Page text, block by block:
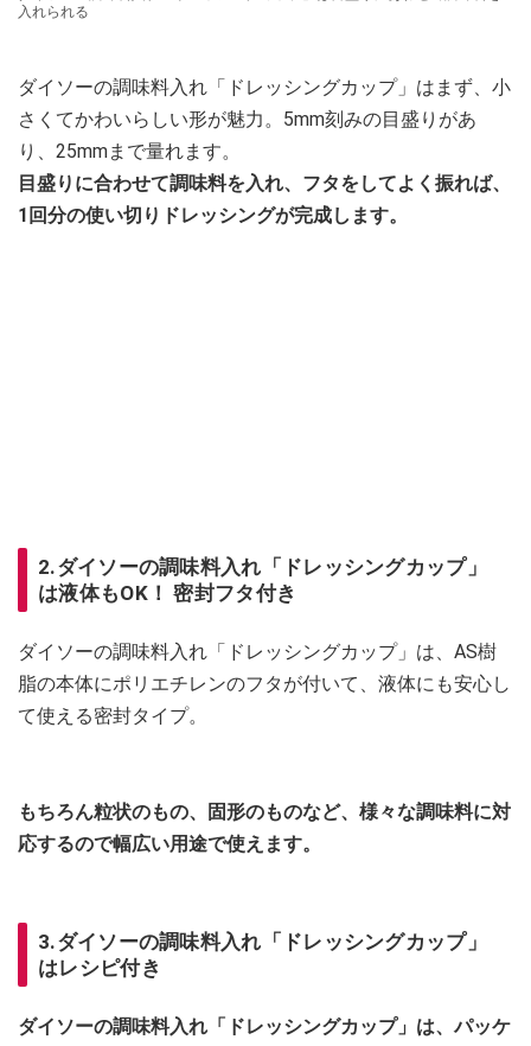
入れられる
ダイソーの調味料入れ「ドレッシングカップ」はまず、小
さくてかわいらしい形が魅力。5mm刻みの目盛りがあ
り、25mmまで量れます。
目盛りに合わせて調味料を入れ、フタをしてよく振れば、
1回分の使い切りドレッシングが完成します。
2.ダイソーの調味料入れ「ドレッシングカップ」
は液体もOK！ 密封フタ付き
ダイソーの調味料入れ「ドレッシングカップ」は、AS樹
脂の本体にポリエチレンのフタが付いて、液体にも安心し
て使える密封タイプ。
もちろん粒状のもの、固形のものなど、様々な調味料に対
応するので幅広い用途で使えます。
3.ダイソーの調味料入れ「ドレッシングカップ」
はレシピ付き
ダイソーの調味料入れ「ドレッシングカップ」は、パッケ